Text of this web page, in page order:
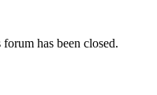
has been closed.